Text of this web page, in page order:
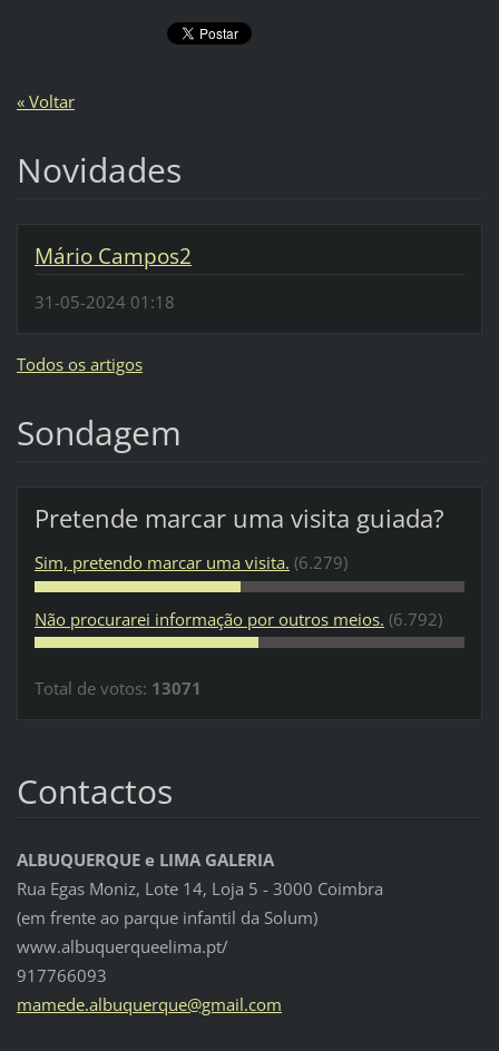
« Voltar
Novidades
Mário Campos2
31-05-2024 01:18
Todos os artigos
Sondagem
Pretende marcar uma visita guiada?
Sim, pretendo marcar uma visita. (6.279)
Não procurarei informação por outros meios. (6.792)
Total de votos: 13071
Contactos
ALBUQUERQUE e LIMA GALERIA
Rua Egas Moniz, Lote 14, Loja 5 - 3000 Coimbra
(em frente ao parque infantil da Solum)
www.albuquerqueelima.pt/
917766093
mamede.albuquerque@gmail.com